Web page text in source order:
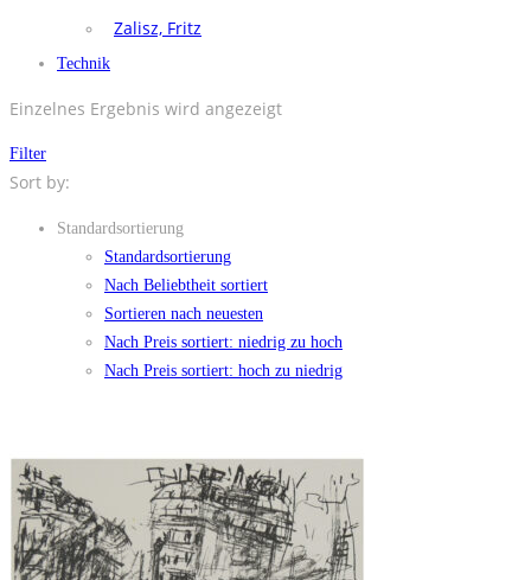
Zalisz, Fritz
Technik
Einzelnes Ergebnis wird angezeigt
Filter
Sort by:
Standardsortierung
Standardsortierung
Nach Beliebtheit sortiert
Sortieren nach neuesten
Nach Preis sortiert: niedrig zu hoch
Nach Preis sortiert: hoch zu niedrig